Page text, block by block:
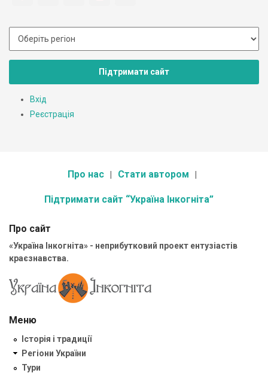
Підтримати сайт
Вхід
Реєстрація
Про нас Стати автором
Підтримати сайт “Україна Інкогніта”
Про сайт
«Україна Інкогніта» - неприбутковий проект ентузіастів
краєзнавства.
Меню
Історія і традиції
Регіони України
Тури